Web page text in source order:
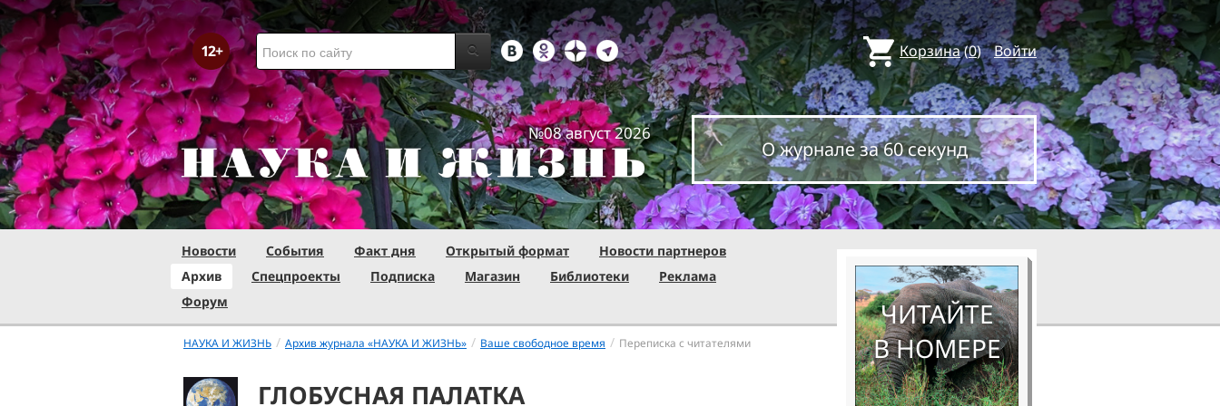
Корзина(0) Войти
№08 август 2026
О журнале за 60 секунд
Новости События Факт дня Открытый формат
Новости партнеров
Архив
Спецпроекты Подписка Магазин Библиотеки
Реклама
Форум
НАУКА И ЖИЗНЬ / Архив журнала «НАУКА И ЖИЗНЬ» / Ваше свободное время / Переписка с читателями
ГЛОБУСНАЯ ПАЛАТКА
ЧИТАЙТЕ
В НОМЕРЕ